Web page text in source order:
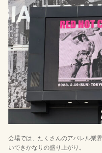
会場では、たくさんのアパレル業
いできかなりの盛り上がり。